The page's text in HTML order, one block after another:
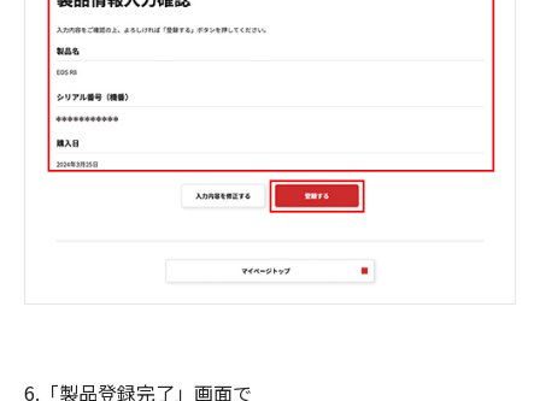
6.「製品登録完了」画面で